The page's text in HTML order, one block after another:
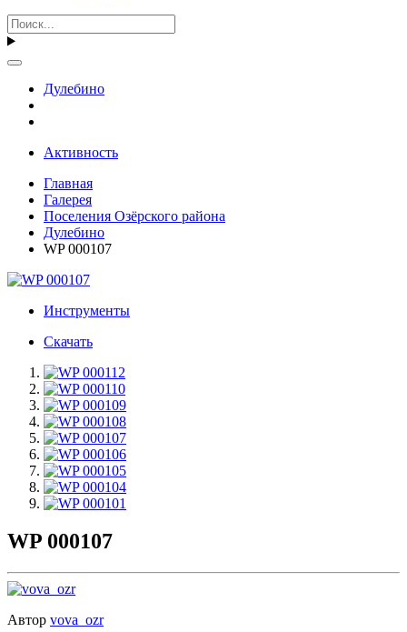
Дулебино
Активность
Главная
Галерея
Поселения Озёрского района
Дулебино
WP 000107
Инструменты
Скачать
WP 000107
Автор vova_ozr